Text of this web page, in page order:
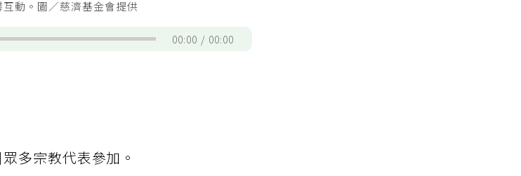
動。圖／慈濟基金會提供
00:00 00:00
多宗教代表參加。